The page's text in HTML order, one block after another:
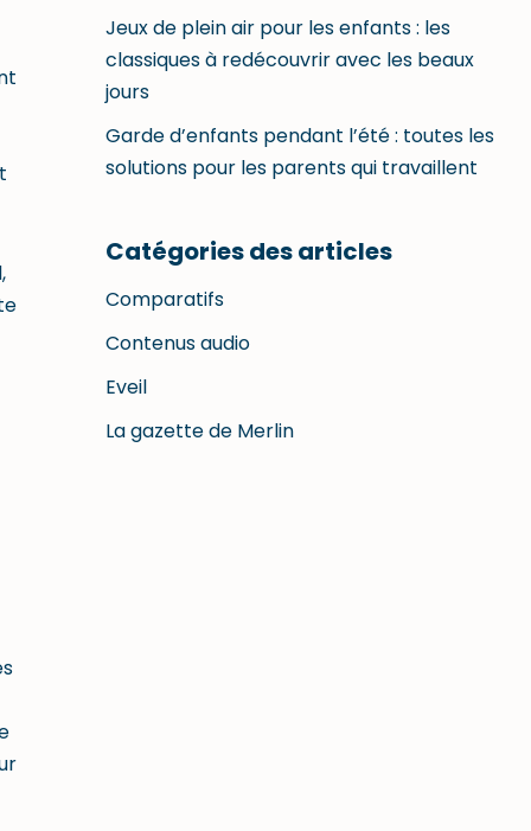
Jeux de plein air pour les enfants : les
classiques à redécouvrir avec les beaux
jours
Garde d’enfants pendant l’été : toutes les
solutions pour les parents qui travaillent
Catégories des articles
Comparatifs
Contenus audio
Eveil
La gazette de Merlin